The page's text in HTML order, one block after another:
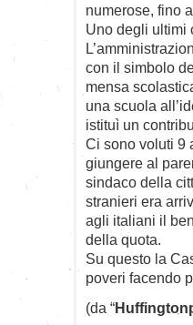
numerose, fino
Uno degli ultimi
con il simbolo
mensa
una scuola
istituì un
Ci sono voluti 9
giungere al
sindaco della
stranieri era
agli italiani il
della quota.
Su questo la
poveri facendo
(da “